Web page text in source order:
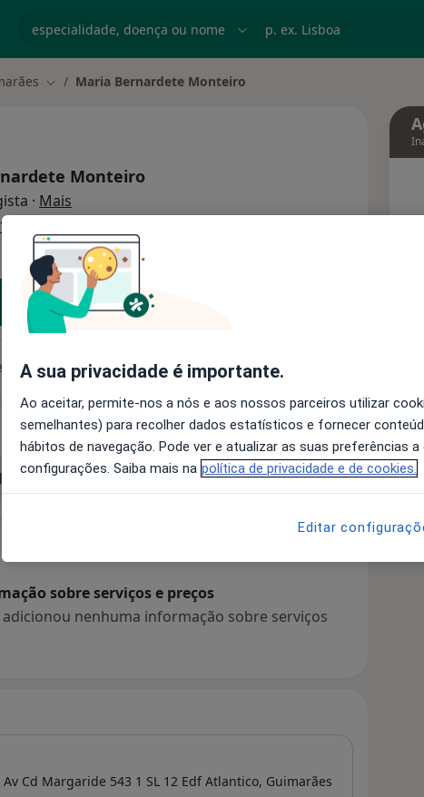
Mudar de cidade
Maria Bernardete Monteiro
Monteiro
· Mais
1 endereço
Solicite um atendimento
Consultórios Opiniões
mais detalhes
sobre serviços e preços
nenhuma informação sobre serviços
Cd Margaride 543 1 SL 12 Edf Atlantico, Guimarães
A sua privacidade é importante.
Ao aceitar, permite-nos a nós e aos nossos parceiros utilizar
semelhantes) para recolher dados estatísticos e fornecer
hábitos de navegação. Pode ver e atualizar as suas preferências
configurações. Saiba mais na política de privacidade e de cookies.
Editar